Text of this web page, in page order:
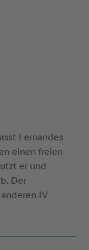
Fernandes
einen freien
er und
Der
IV